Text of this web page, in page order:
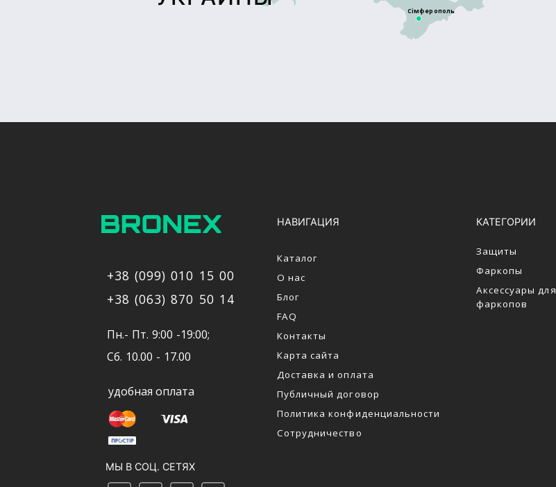
Сімферополь
+38 (099) 010 15 00
+38 (063) 870 50 14
Пн.- Пт. 9:00 -19:00;
Сб. 10.00 - 17.00
удобная оплата
МЫ В СОЦ. СЕТЯХ
НАВИГАЦИЯ
Каталог
О нас
Блог
FAQ
Контакты
Карта сайта
Доставка и оплата
Публичный договор
Политика конфиденциальности
Сотрудничество
КАТЕГОРИИ
Защиты
Фаркопы
Аксессуары для
фаркопов